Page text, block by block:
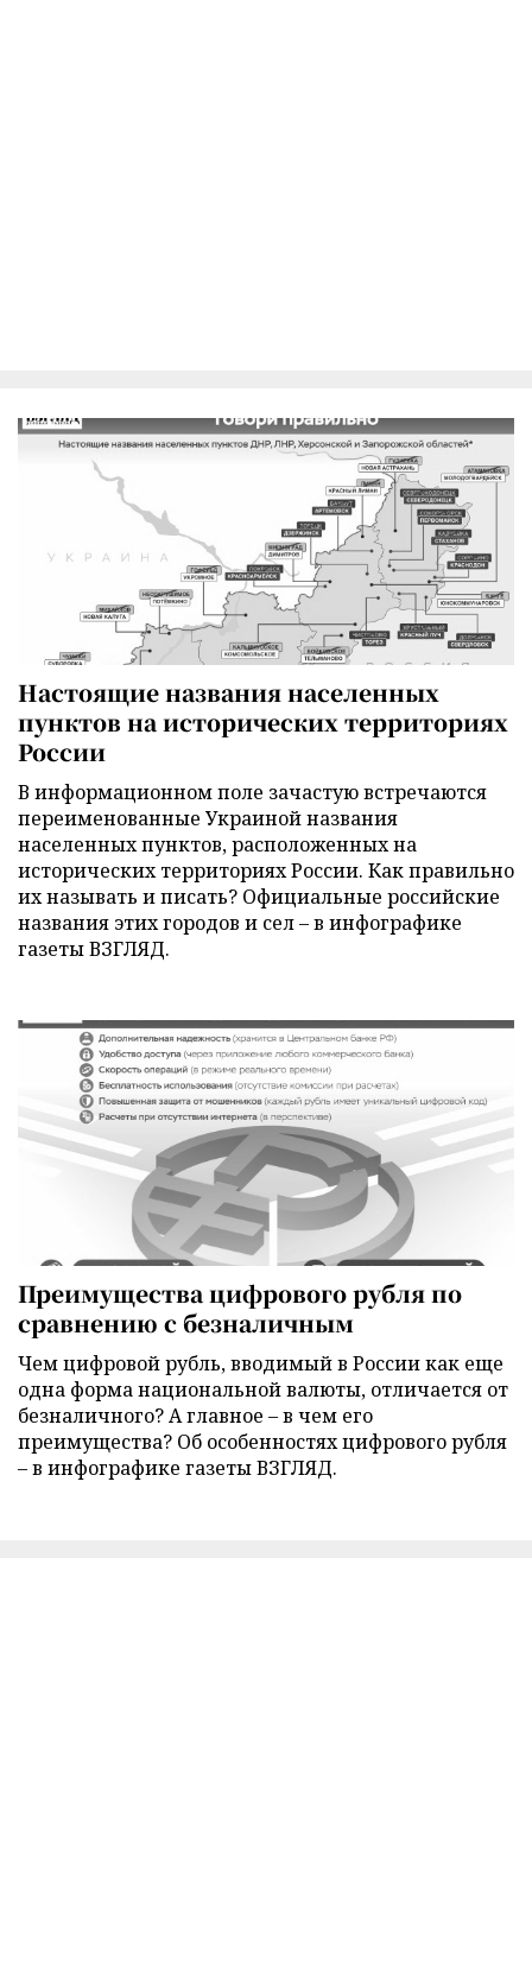
Настоящие названия населенных
пунктов на исторических территориях
России
В информационном поле зачастую встречаются
переименованные Украиной названия
населенных пунктов, расположенных на
исторических территориях России. Как правильно
их называть и писать? Официальные российские
названия этих городов и сел – в инфографике
газеты ВЗГЛЯД.
Преимущества цифрового рубля по
сравнению с безналичным
Чем цифровой рубль, вводимый в России как еще
одна форма национальной валюты, отличается от
безналичного? А главное – в чем его
преимущества? Об особенностях цифрового рубля
– в инфографике газеты ВЗГЛЯД.